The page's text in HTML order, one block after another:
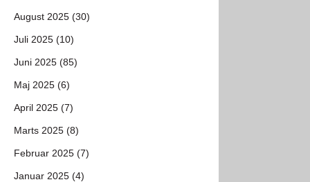
August 2025 (30)
Juli 2025 (10)
Juni 2025 (85)
Maj 2025 (6)
April 2025 (7)
Marts 2025 (8)
Februar 2025 (7)
Januar 2025 (4)